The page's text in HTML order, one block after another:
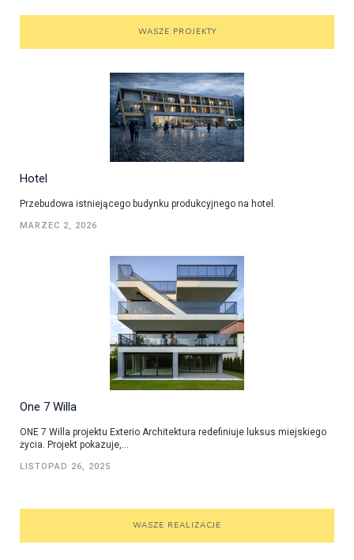
WASZE PROJEKTY
Hotel
Przebudowa istniejącego budynku produkcyjnego na hotel.
MARZEC 2, 2026
One 7 Willa
ONE 7 Willa projektu Exterio Architektura redefiniuje luksus miejskiego
życia. Projekt pokazuje,...
LISTOPAD 26, 2025
WASZE REALIZACJE